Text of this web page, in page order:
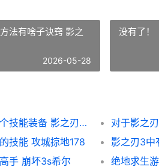
法有啥子诀窍 影之
2026-05-28
没有了！
能不能在影之刃3中实现同壹个技能装备 影之刃玩法
技能 攻城掠地178
影之刃3中
手 崩坏3s希尔